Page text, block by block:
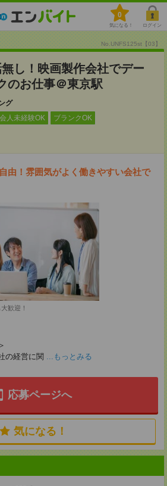
0
気になる！ ログイン
No.UNFS125st【03】
し！映画製作会社でデー
のお仕事＠東京駅
グ
人未経験OK ブランクOK
由！雰囲気がよく働きやすい会社で
歓迎！
の経営に関 ...もっとみる
応募ページへ
気になる！